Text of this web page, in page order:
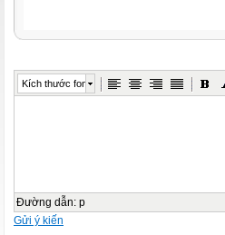
Kích thước font
Đường dẫn: p
Gửi ý kiến